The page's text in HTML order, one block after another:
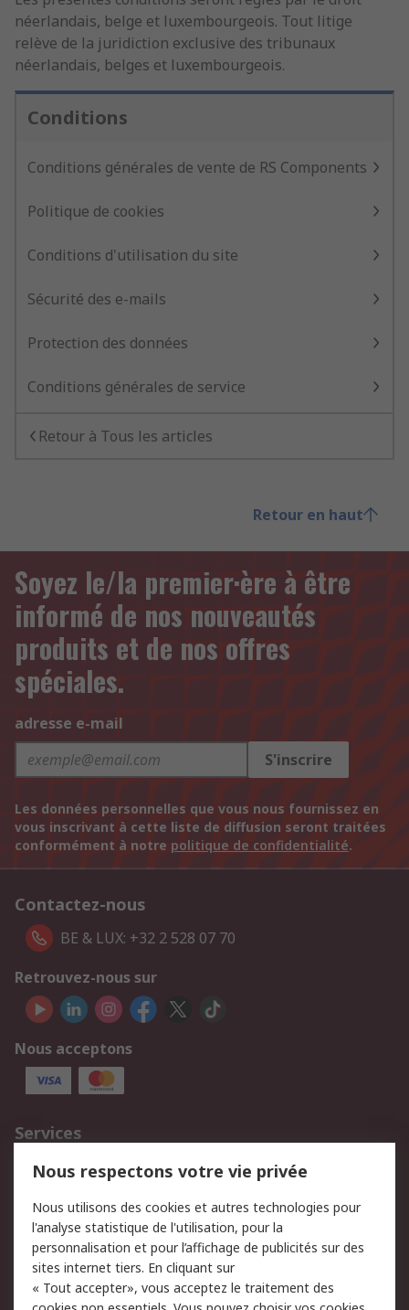
néerlandais, belge et luxembourgeois. Tout litige
relève de la juridiction exclusive des tribunaux
néerlandais, belges et luxembourgeois.
Conditions
Conditions générales de vente de RS Components
Politique de cookies
Conditions d'utilisation du site
Sécurité des e-mails
Protection des données
Conditions générales de service
Retour à Tous les articles
Retour en haut
Soyez le/la premier·ère à être
informé de nos nouveautés
produits et de nos offres
spéciales.
adresse e-mail
S'inscrire
Les données personnelles que vous nous fournissez en
vous inscrivant à cette liste de diffusion seront traitées
conformément à notre politique de confidentialité.
Contactez-nous
BE & LUX: +32 2 528 07 70
Retrouvez-nous sur
Nous acceptons
Services
750.000 produits
2.500 marques
Retours
Support technique
Track & trace
Legal
Nous respectons votre vie privée
Nous utilisons des cookies et autres technologies pour
l'analyse statistique de l'utilisation, pour la
personnalisation et pour l’affichage de publicités sur des
sites internet tiers. En cliquant sur
« Tout accepter», vous acceptez le traitement des